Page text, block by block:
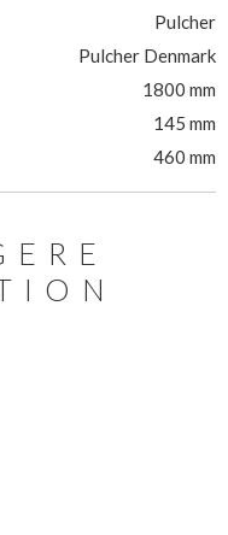
Pulcher
Pulcher Denmark
1800 mm
145 mm
460 mm